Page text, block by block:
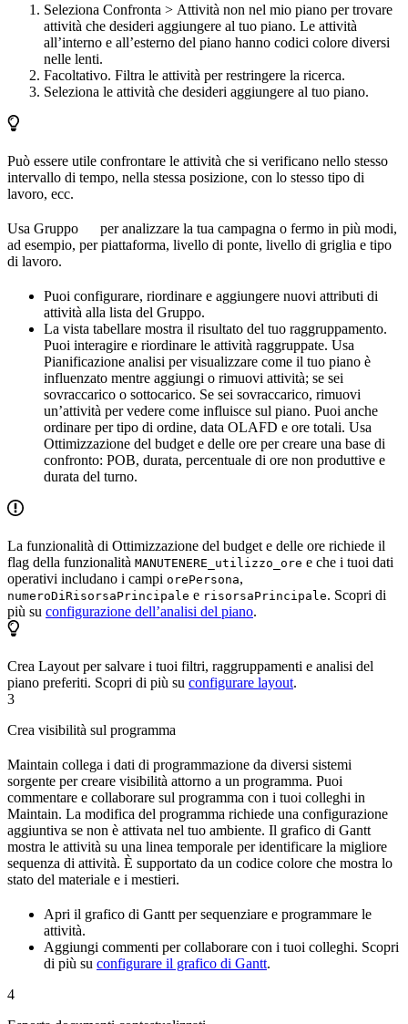
Seleziona Confronta > Attività non nel mio piano per trovare
attività che desideri aggiungere al tuo piano. Le attività
all’interno e all’esterno del piano hanno codici colore diversi
nelle lenti.
Facoltativo. Filtra le attività per restringere la ricerca.
Seleziona le attività che desideri aggiungere al tuo piano.
Può essere utile confrontare le attività che si verificano nello stesso
intervallo di tempo, nella stessa posizione, con lo stesso tipo di
lavoro, ecc.
Usa Gruppo
per analizzare la tua campagna o fermo in più modi,
ad esempio, per piattaforma, livello di ponte, livello di griglia e tipo
di lavoro.
Puoi configurare, riordinare e aggiungere nuovi attributi di
attività alla lista del Gruppo.
La vista tabellare mostra il risultato del tuo raggruppamento.
Puoi interagire e riordinare le attività raggruppate. Usa
Pianificazione analisi per visualizzare come il tuo piano è
influenzato mentre aggiungi o rimuovi attività; se sei
sovraccarico o sottocarico. Se sei sovraccarico, rimuovi
un’attività per vedere come influisce sul piano. Puoi anche
ordinare per tipo di ordine, data OLAFD e ore totali. Usa
Ottimizzazione del budget e delle ore per creare una base di
confronto: POB, durata, percentuale di ore non produttive e
durata del turno.
La funzionalità di Ottimizzazione del budget e delle ore richiede il
flag della funzionalità MANUTENERE_utilizzo_ore e che i tuoi dati
operativi includano i campi orePersona,
numeroDiRisorsaPrincipale e risorsaPrincipale. Scopri di
più su configurazione dell’analisi del piano.
Crea Layout per salvare i tuoi filtri, raggruppamenti e analisi del
piano preferiti. Scopri di più su configurare layout.
3
Crea visibilità sul programma
Maintain collega i dati di programmazione da diversi sistemi
sorgente per creare visibilità attorno a un programma. Puoi
commentare e collaborare sul programma con i tuoi colleghi in
Maintain. La modifica del programma richiede una configurazione
aggiuntiva se non è attivata nel tuo ambiente. Il grafico di Gantt
mostra le attività su una linea temporale per identificare la migliore
sequenza di attività. È supportato da un codice colore che mostra lo
stato del materiale e i mestieri.
Apri il grafico di Gantt per sequenziare e programmare le
attività.
Aggiungi commenti per collaborare con i tuoi colleghi. Scopri
di più su configurare il grafico di Gantt.
4